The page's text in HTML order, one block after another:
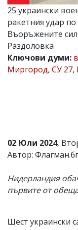
Иван
Колев,
email:
office@flagman.bg
Коментарите
под
статиите
се
отговорност
за
откриете
обиден
моля
25 украински
ракетния удар
Въоръжените
Раздоловка
Ключови думи:
Миргород, СУ 27,
02 Юли 2024,
Автор: Флагман.бг
Нидерландия
първите от
Шест украински